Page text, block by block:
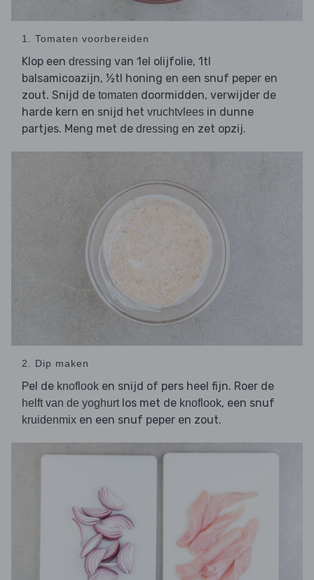
1. Tomaten voorbereiden
Klop een dressing van 1el olijfolie, 1tl
balsamicoazijn, ½tl honing en een snuf peper en
zout. Snijd de tomaten doormidden, verwijder de
harde kern en snijd het vruchtvlees in dunne
partjes. Meng met de dressing en zet opzij.
2. Dip maken
Pel de knoflook en snijd of pers heel fijn. Roer de
helft van de yoghurtlos met de knoflook, een snuf
kruidenmix en een snuf peper en zout.